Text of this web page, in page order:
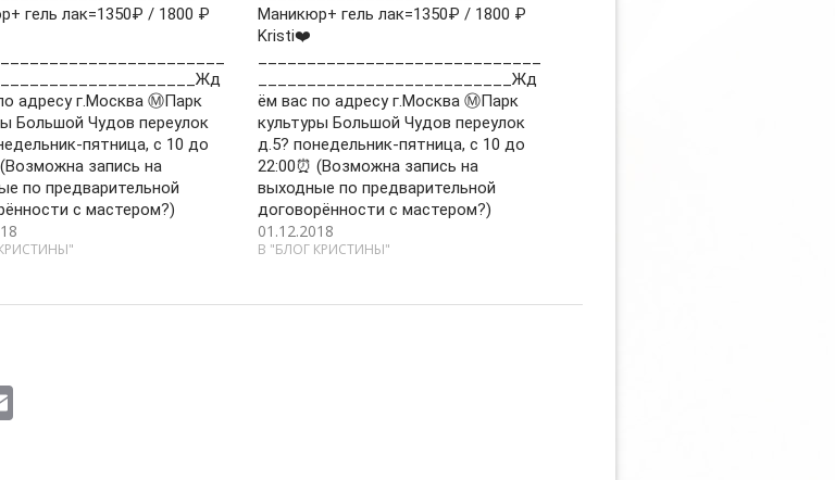
гель лак=1350₽ / 1800 ₽
адресу г.Москва Ⓜ️Парк
Большой Чудов переулок
пятница, с 10 до
запись на
по предварительной
с мастером?)
Маникюр+ гель лак=1350₽ / 1800 ₽
Kristi❤️
__________________________Жд
ём вас по адресу г.Москва Ⓜ️Парк
культуры Большой Чудов переулок
д.5? понедельник-пятница, с 10 до
22:00⏰ (Возможна запись на
выходные по предварительной
договорённости с мастером?)
01.12.2018
В "БЛОГ КРИСТИНЫ"
E